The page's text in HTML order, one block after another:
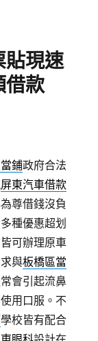
貼現速
借款
鋪政府合法
屏東汽車借款
尊借錢沒負
種優惠超划
可辦理原車
與板橋區當
會引起流鼻
用口服。不
學校皆有配合